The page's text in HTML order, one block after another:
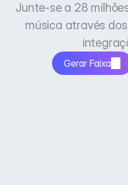
Junte-se a 28
música através
Gerar Faixa